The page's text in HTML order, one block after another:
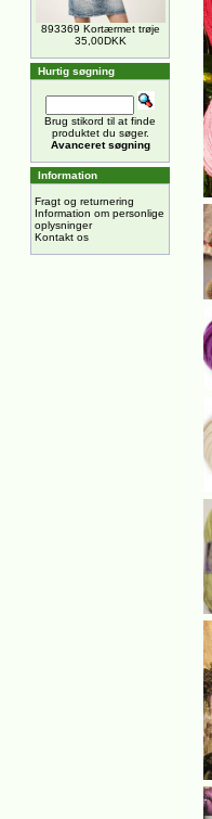
893369 Kortærmet trøje
35,00DKK
Hurtig søgning
Brug stikord til at finde
produktet du søger.
Avanceret søgning
Information
Fragt og returnering
Information om personlige
oplysninger
Kontakt os